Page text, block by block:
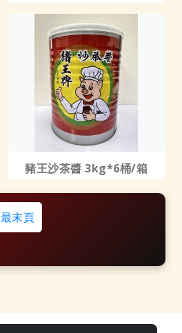
豬王沙茶醬 3kg*6桶/箱
最末頁